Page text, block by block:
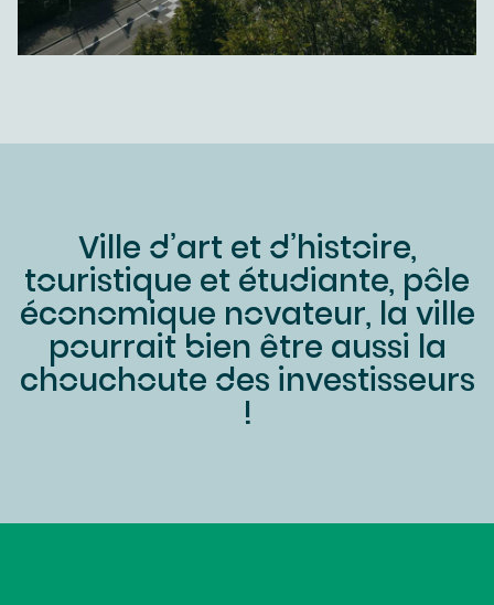
Ville d’art et d’histoire,
touristique et étudiante, pôle
économique novateur, la ville
pourrait bien être aussi la
chouchoute des investisseurs
!